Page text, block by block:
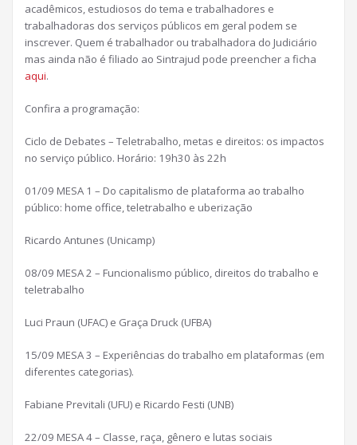
acadêmicos, estudiosos do tema e trabalhadores e
trabalhadoras dos serviços públicos em geral podem se
inscrever. Quem é trabalhador ou trabalhadora do Judiciário
mas ainda não é filiado ao Sintrajud pode preencher a ficha
aqui.
Confira a programação:
Ciclo de Debates – Teletrabalho, metas e direitos: os impactos
no serviço público. Horário: 19h30 às 22h
01/09 MESA 1 – Do capitalismo de plataforma ao trabalho
público: home office, teletrabalho e uberização
Ricardo Antunes (Unicamp)
08/09 MESA 2 – Funcionalismo público, direitos do trabalho e
teletrabalho
Luci Praun (UFAC) e Graça Druck (UFBA)
15/09 MESA 3 – Experiências do trabalho em plataformas (em
diferentes categorias).
Fabiane Previtali (UFU) e Ricardo Festi (UNB)
22/09 MESA 4 – Classe, raça, gênero e lutas sociais